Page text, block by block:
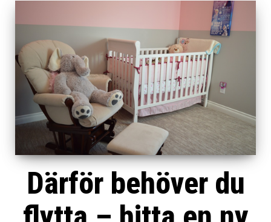
Därför behöver du